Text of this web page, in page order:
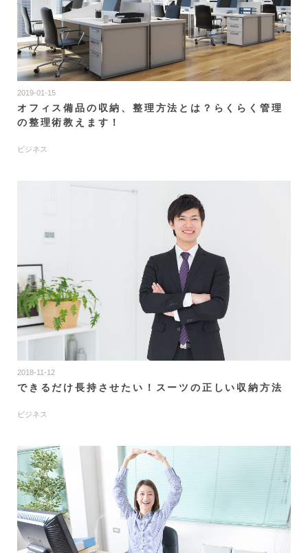
カラエトとは
ご利用料金
ご利用方法
ヘルプ
お問い合わせ
2019-01-15
オフィス備品の収納、整理方法とは？らくらく管理
の整理術教えます！
ビジネス
2018-11-12
できるだけ長持させたい！スーツの正しい収納方法
ビジネス